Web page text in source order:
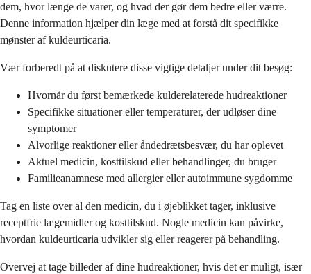
dem, hvor længe de varer, og hvad der gør dem bedre eller værre.
Denne information hjælper din læge med at forstå dit specifikke
mønster af kuldeurticaria.
Vær forberedt på at diskutere disse vigtige detaljer under dit besøg:
Hvornår du først bemærkede kulderelaterede hudreaktioner
Specifikke situationer eller temperaturer, der udløser dine
symptomer
Alvorlige reaktioner eller åndedrætsbesvær, du har oplevet
Aktuel medicin, kosttilskud eller behandlinger, du bruger
Familieanamnese med allergier eller autoimmune sygdomme
Tag en liste over al den medicin, du i øjeblikket tager, inklusive
receptfrie lægemidler og kosttilskud. Nogle medicin kan påvirke,
hvordan kuldeurticaria udvikler sig eller reagerer på behandling.
Overvej at tage billeder af dine hudreaktioner, hvis det er muligt, især